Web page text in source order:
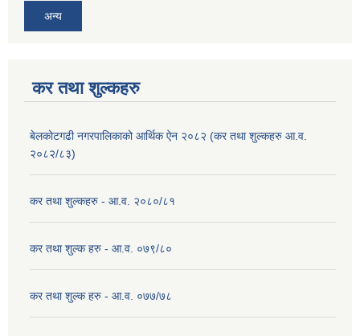
अन्य
कर तथा शुल्कहरु
बेलकोटगढी नगरपालिकाको आर्थिक ऐन २०८२ (कर तथा शुल्कहरु आ.व.
२०८२/८३)
कर तथा शुल्कहरु - आ.व. २०८०/८१
कर तथा शुल्क हरु - आ.व. ०७९/८०
कर तथा शुल्क हरु - आ.व. ०७७/७८